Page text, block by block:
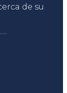
de su